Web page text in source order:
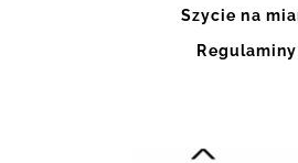
Szycie na
Regulaminy